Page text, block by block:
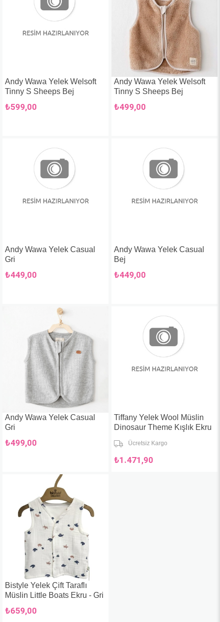
Andy Wawa Yelek Welsoft
Tinny S Sheeps Bej
₺599,00
Andy Wawa Yelek Welsoft
Tinny S Sheeps Bej
₺499,00
Andy Wawa Yelek Casual
Gri
₺449,00
Andy Wawa Yelek Casual
Bej
₺449,00
Andy Wawa Yelek Casual
Gri
₺499,00
Tiffany Yelek Wool Müslin
Dinosaur Theme Kışlık Ekru
Ücretsiz Kargo
₺1.471,90
Bistyle Yelek Çift Taraflı
Müslin Little Boats Ekru - Gri
₺659,00